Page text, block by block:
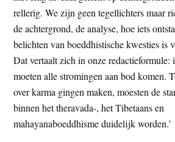
rellerig. We zijn geen tegellichters maar
de achtergrond, de analyse, hoe iets
belichten van boeddhistische kwesties is
Dat vertaalt zich in onze redactieformule:
moeten alle stromingen aan bod komen.
over karma gingen maken, moesten de
binnen het theravada-, het Tibetaans en
mahayanaboeddhisme duidelijk worden.’